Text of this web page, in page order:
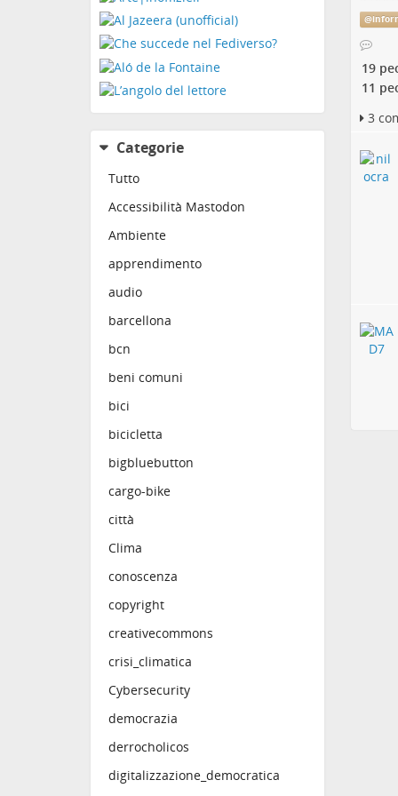
Categorie
Tutto
Accessibilità Mastodon
Ambiente
apprendimento
audio
barcellona
bcn
beni comuni
bici
bicicletta
bigbluebutton
cargo-bike
città
Clima
conoscenza
copyright
creativecommons
crisi_climatica
Cybersecurity
democrazia
derrocholicos
digitalizzazione_democratica
Qui
Due
Nel
@
19
11
3